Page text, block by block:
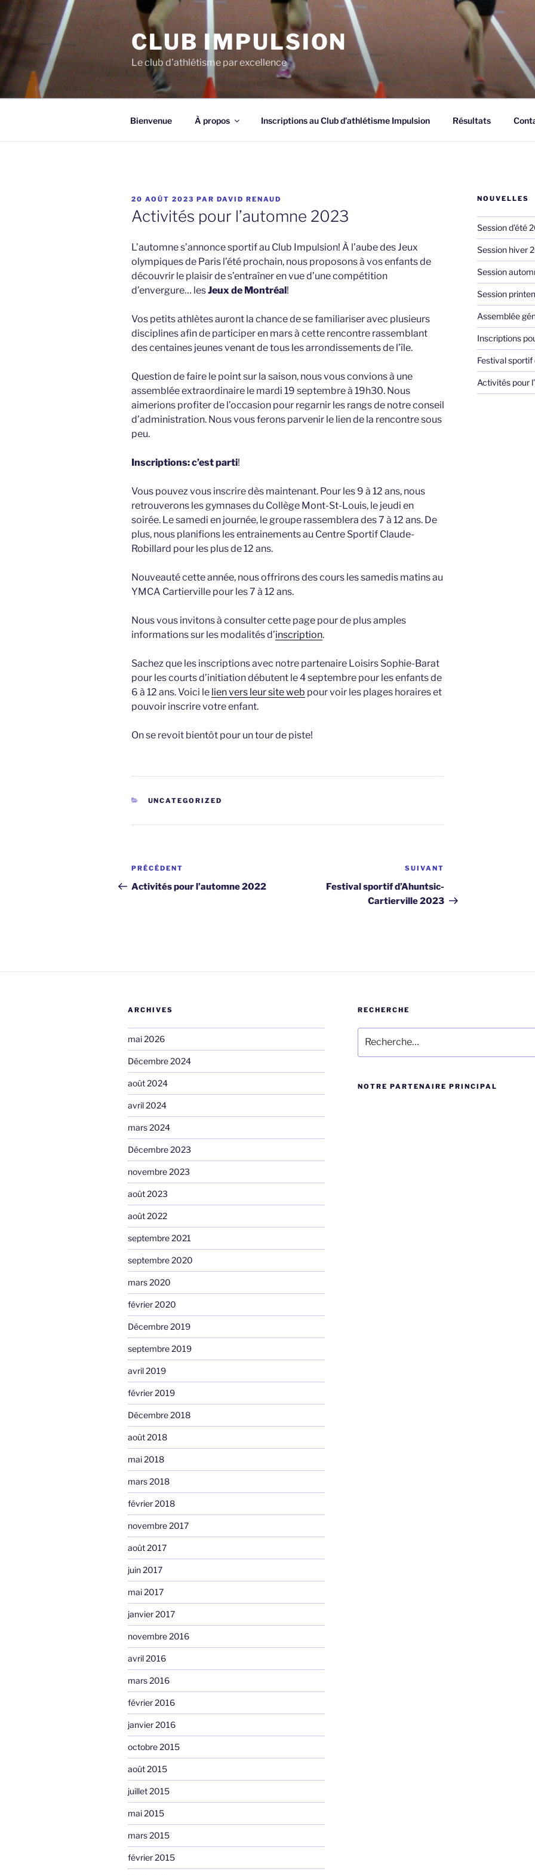
contenu
CLUB IMPULSION
Le club d'athlétisme par excellence
Bienvenue À propos Inscriptions au Club d’athlétisme Impulsion Résultats
PUBLIÉ
LE
20 AOÛT 2023 PAR DAVID RENAUD
Activités pour l’automne 2023
L’automne s’annonce sportif au Club Impulsion! À l’aube des Jeux
olympiques de Paris l’été prochain, nous proposons à vos enfants de
découvrir le plaisir de s’entraîner en vue d’une compétition
d’envergure… lesJeux de Montréal!
Vos petits athlètes auront la chance de se familiariser avec plusieurs
disciplines afin de participer en mars à cette rencontre rassemblant
des centaines jeunes venant de tous les arrondissements de l’île.
Question de faire le point sur la saison, nous vous convions à une
assemblée extraordinaire le mardi 19 septembre à 19h30. Nous
aimerions profiter de l’occasion pour regarnir les rangs de notre conseil
d’administration. Nous vous ferons parvenir le lien de la rencontre sous
peu.
Inscriptions: c’est parti!
Vous pouvez vous inscrire dès maintenant. Pour les 9 à 12 ans, nous
retrouverons les gymnases du Collège Mont-St-Louis, le jeudi en
soirée. Le samedi en journée, le groupe rassemblera des 7 à 12 ans. De
plus, nous planifions les entrainements au Centre Sportif Claude-
Robillard pour les plus de 12 ans.
Nouveauté cette année, nous offrirons des cours les samedis matins au
YMCA Cartierville pour les 7 à 12 ans.
Nous vous invitons à consulter cette page pour de plus amples
informations sur les modalités d’inscription.
Sachez que les inscriptions avec notre partenaire Loisirs Sophie-Barat
pour les courts d’initiation débutent le 4 septembre pour les enfants de
6 à 12 ans. Voici le lien vers leur site web pour voir les plages horaires et
pouvoir inscrire votre enfant.
On se revoit bientôt pour un tour de piste!
CATÉGORIES
UNCATEGORIZED
Navigation
de
Article
précédent
PRÉCÉDENT
Activités pour l’automne 2022
SUIVANT
Festival sportif d’Ahuntsic-
Cartierville 2023
NOUVELLES
Session d’été
Session hiver
Session
Session
Assemblée
Inscriptions
Festival
Activités pour
ARCHIVES
mai 2026
Décembre 2024
août 2024
avril 2024
mars 2024
Décembre 2023
novembre 2023
août 2023
août 2022
septembre 2021
septembre 2020
mars 2020
février 2020
Décembre 2019
septembre 2019
avril 2019
février 2019
Décembre 2018
août 2018
mai 2018
mars 2018
février 2018
novembre 2017
août 2017
juin 2017
mai 2017
janvier 2017
novembre 2016
avril 2016
mars 2016
février 2016
janvier 2016
octobre 2015
août 2015
juillet 2015
mai 2015
mars 2015
février 2015
RECHERCHE
NOTRE PARTENAIRE PRINCIPAL